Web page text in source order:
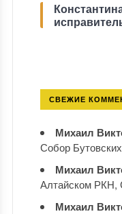
СВЕЖИЕ
Михаил
Собор
Михаил
Алтайском РКН,
Михаил